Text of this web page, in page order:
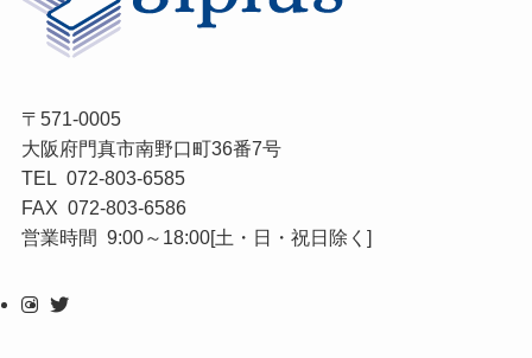
〒571-0005
大阪府門真市南野口町36番7号
TEL 072-803-6585
FAX 072-803-6586
営業時間 9:00～18:00[土・日・祝日除く]